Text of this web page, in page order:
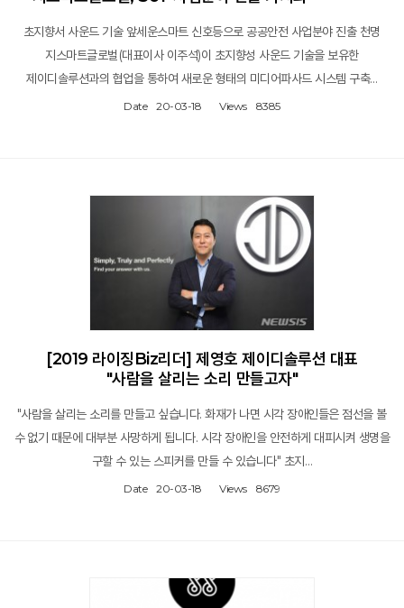
초지향서 사운드 기술 앞세운스마트 신호등으로 공공안전 사업분야 진출 천명
지스마트글로벌(대표이사 이주석)이 초지향성 사운드 기술을 보유한
제이디솔루션과의 협업을 통하여 새로운 형태의 미디어파사드 시스템 구축…
Date 20-03-18 Views 8385
[2019 라이징Biz리더] 제영호 제이디솔루션 대표
"사람을 살리는 소리 만들고자"
"사람을 살리는 소리를 만들고 싶습니다. 화재가 나면 시각 장애인들은 점선을 볼
수 없기 때문에 대부분 사망하게 됩니다. 시각 장애인을 안전하게 대피시켜 생명을
구할 수 있는 스피커를 만들 수 있습니다" 초지…
Date 20-03-18 Views 8679